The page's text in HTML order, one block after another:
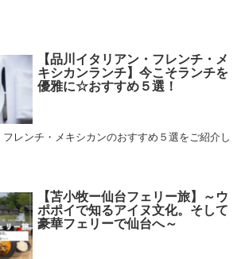
【品川イタリアン・フレンチ・メ
キシカンランチ】今こそランチを
優雅に☆おすすめ５選！
レンチ・メキシカンのおすすめ５選をご紹介し
【苫小牧ー仙台フェリー旅】～ウ
ポポイで知るアイヌ文化。そして
豪華フェリーで仙台へ～